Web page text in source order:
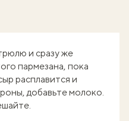
и сразу же
пармезана, пока
расплавится и
добавьте молоко.